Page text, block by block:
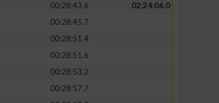
00:28:43.6
02:24:06.0
00:28:45.7
00:28:51.4
00:28:51.6
00:28:53.2
00:28:57.7